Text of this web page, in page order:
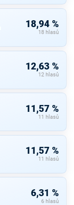
18,94 %
18 hlasů
12,63 %
12 hlasů
11,57 %
11 hlasů
11,57 %
11 hlasů
6,31 %
6 hlasů